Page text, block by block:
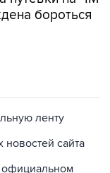
сайта
официальном